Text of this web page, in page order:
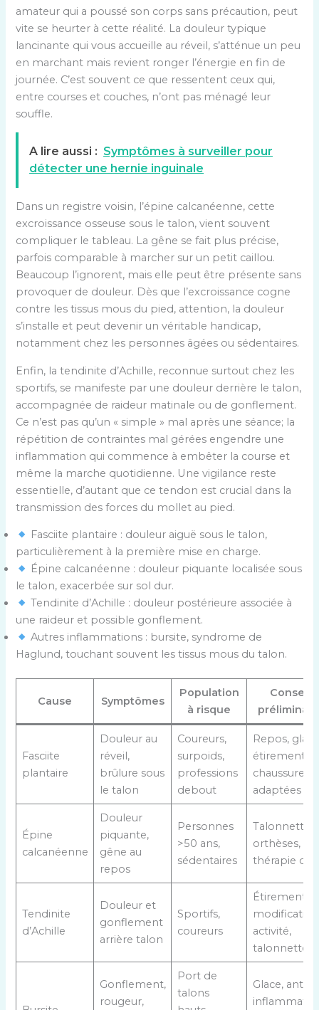
amateur qui a poussé son corps sans précaution, peut
vite se heurter à cette réalité. La douleur typique
lancinante qui vous accueille au réveil, s’atténue un peu
en marchant mais revient ronger l’énergie en fin de
journée. C’est souvent ce que ressentent ceux qui,
entre courses et couches, n’ont pas ménagé leur
souffle.
A lire aussi : Symptômes à surveiller pour
détecter une hernie inguinale
Dans un registre voisin, l’épine calcanéenne, cette
excroissance osseuse sous le talon, vient souvent
compliquer le tableau. La gêne se fait plus précise,
parfois comparable à marcher sur un petit caillou.
Beaucoup l’ignorent, mais elle peut être présente sans
provoquer de douleur. Dès que l’excroissance cogne
contre les tissus mous du pied, attention, la douleur
s’installe et peut devenir un véritable handicap,
notamment chez les personnes âgées ou sédentaires.
Enfin, la tendinite d’Achille, reconnue surtout chez les
sportifs, se manifeste par une douleur derrière le talon,
accompagnée de raideur matinale ou de gonflement.
Ce n’est pas qu’un « simple » mal après une séance; la
répétition de contraintes mal gérées engendre une
inflammation qui commence à embêter la course et
même la marche quotidienne. Une vigilance reste
essentielle, d’autant que ce tendon est crucial dans la
transmission des forces du mollet au pied.
Fasciite plantaire : douleur aiguë sous le talon,
particulièrement à la première mise en charge.
Épine calcanéenne : douleur piquante localisée sous
le talon, exacerbée sur sol dur.
Tendinite d’Achille : douleur postérieure associée à
une raideur et possible gonflement.
Autres inflammations : bursite, syndrome de
Haglund, touchant souvent les tissus mous du talon.
Cause Symptômes
Population
à risque
Conseils
Fasciite
plantaire
Douleur au
réveil,
brûlure sous
le talon
Coureurs,
surpoids,
professions
debout
Repos,
étirements,
chaussures
adaptées
Épine
calcanéenne
Douleur
piquante,
gêne au
repos
Personnes
>50 ans,
sédentaires
Talonnettes,
orthèses,
thérapie
Tendinite
d’Achille
Douleur et
gonflement
arrière talon
Sportifs,
coureurs
Étirements,
modification
activité,
talonnettes
Gonflement,
rougeur,
Port de
talons
Glace, anti-